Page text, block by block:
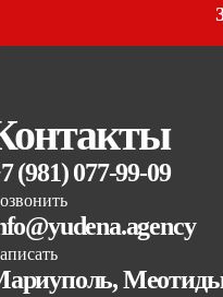
(981) 077-99-09
Меотиды